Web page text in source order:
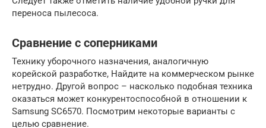
переноса пылесоса.
Сравнение с соперниками
Технику уборочного назначения, аналогичную
корейской разработке, Найдите на коммерческом рынке
нетрудно. Другой вопрос – насколько подобная техника
оказаться может конкурентоспособной в отношении к
Samsung SC6570. Посмотрим некоторые варианты с
целью сравнение.